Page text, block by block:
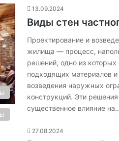
13.09.2024
Виды стен
Проектирование и
жилища — процесс,
решений, одно из
подходящих материалов и
возведения наружных
конструкций. Эти
существенное влияние
27.08.2024